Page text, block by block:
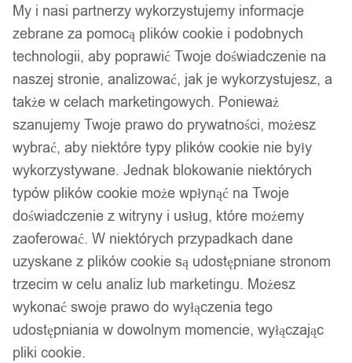
Wyszukiwarka
produktów
Hej, zaloguj się! Ulubione 0,00 zł
Akcesoria wędkarskie
Psy i koty
Kuchnia
Łazienka
Dekoracje i ozdoby
Drukarki do etykiet
Strona główna/ Dom i Ogród/Narzędzia ogrodnicze/ Nożyce i
sekatory
Nożyce i sekatory
Wyświetlanie jednego wyniku
My i nasi partnerzy wykorzystujemy informacje
zebrane za pomocą plików cookie i podobnych
technologii, aby poprawić Twoje doświadczenie na
naszej stronie, analizować, jak je wykorzystujesz, a
także w celach marketingowych. Ponieważ
szanujemy Twoje prawo do prywatności, możesz
wybrać, aby niektóre typy plików cookie nie były
wykorzystywane. Jednak blokowanie niektórych
typów plików cookie może wpłynąć na Twoje
doświadczenie z witryny i usług, które możemy
zaoferować. W niektórych przypadkach dane
uzyskane z plików cookie są udostępniane stronom
trzecim w celu analiz lub marketingu. Możesz
wykonać swoje prawo do wyłączenia tego
udostępniania w dowolnym momencie, wyłączając
pliki cookie.